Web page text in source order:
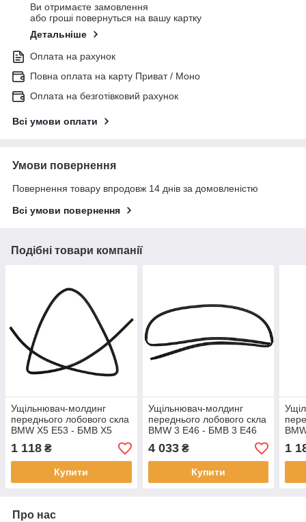
Ви отримаєте замовлення
або гроші повернуться на вашу картку
Детальніше
Оплата на рахунок
Повна оплата на карту Приват / Моно
Оплата на безготівковий рахунок
Всі умови оплати
Умови повернення
Повернення товару впродовж 14 днів за домовленістю
Всі умови повернення
Подібні товари компанії
Ущільнювач-молдинг
переднього лобового скла
BMW X5 E53 - БМВ Х5
Е53 2000-2006
1 118 ₴
Купити
Ущільнювач-молдинг
переднього лобового скла
BMW 3 E46 - БМВ 3 Е46
1999-2007
4 033₴
Купити
1
Про нас